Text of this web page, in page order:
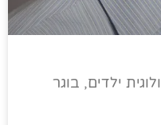
ילדים, בוגר